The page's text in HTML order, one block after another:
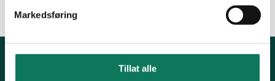
Markedsføring
Tillat alle
Kontakt fylkeslaget